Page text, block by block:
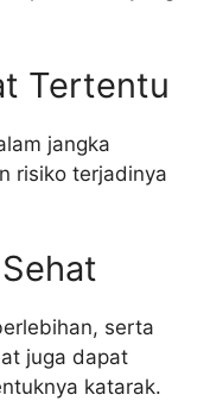
Tertentu
jangka
risiko terjadinya
serta
juga dapat
katarak.